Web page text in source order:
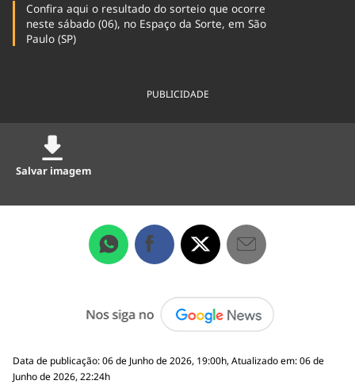
Confira aqui o resultado do sorteio que ocorre
neste sábado (06), no Espaço da Sorte, em São
Paulo (SP)
PUBLICIDADE
Salvar imagem
Data de publicação: 06 de Junho de 2026, 19:00h, Atualizado em: 06 de
Junho de 2026, 22:24h